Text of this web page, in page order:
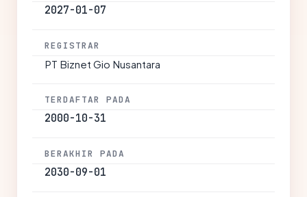
2027-01-07
REGISTRAR
PT Biznet Gio Nusantara
TERDAFTAR PADA
2000-10-31
BERAKHIR PADA
2030-09-01